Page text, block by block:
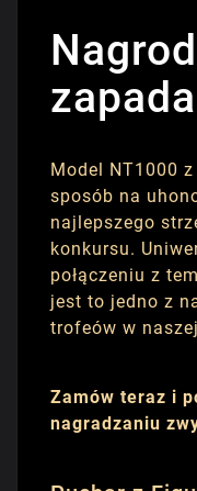
Model NT1000
sposób na
najlepszego
konkursu.
połączeniu z
jest to jedno z
trofeów w
Zamów teraz i
nagradzaniu